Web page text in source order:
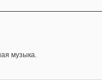
музыка.